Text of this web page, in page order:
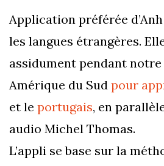
Application préférée
les langues étrangères.
assidument pendant
Amérique du Sud pour
et le portugais, en
audio Michel Thomas.
L’appli se base sur la